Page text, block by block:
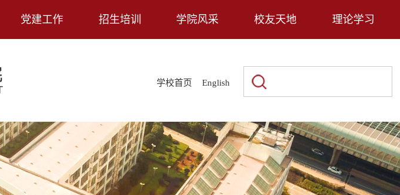
党建工作 招生培训 学院风采 校友天地 理论学习
学校首页 English